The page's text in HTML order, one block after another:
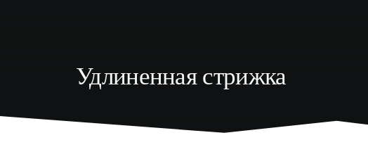
Удлиненная стрижка